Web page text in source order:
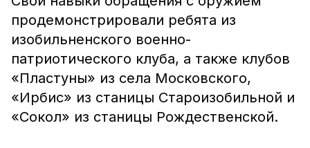
продемонстрировали ребята из
изобильненского военно-
патриотического клуба, а также клубов
«Пластуны» из села Московского,
«Ирбис» из станицы Староизобильной и
«Сокол» из станицы Рождественской.